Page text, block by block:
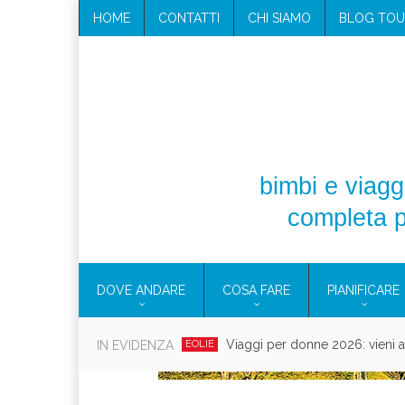
HOME CONTATTI CHI SIAMO BLOG
bimbi e
completa
DOVE ANDARE COSA FARE PIANIFICARE
IN EVIDENZA EOLIE Viaggi per donne 2026: vieni